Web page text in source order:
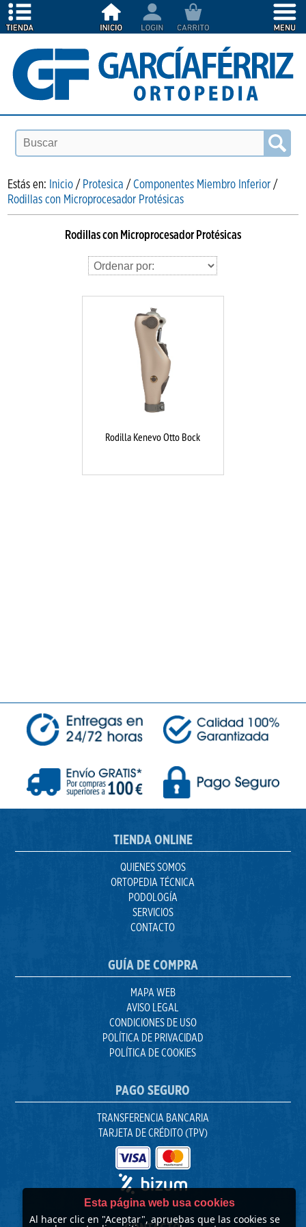
Estás en: Inicio / Protesica /Componentes Miembro Inferior /
Rodillas con Microprocesador Protésicas
Rodillas con Microprocesador Protésicas
Rodilla Kenevo Otto Bock
TIENDA ONLINE
QUIENES SOMOS
ORTOPEDIA TÉCNICA
PODOLOGÍA
SERVICIOS
CONTACTO
GUÍA DE COMPRA
MAPA WEB
AVISO LEGAL
CONDICIONES DE USO
POLÍTICA DE PRIVACIDAD
POLÍTICA DE COOKIES
PAGO SEGURO
TRANSFERENCIA BANCARIA
TARJETA DE CRÉDITO (TPV)
Esta página web usa cookies
Al hacer clic en "Aceptar", apruebas que las cookies se